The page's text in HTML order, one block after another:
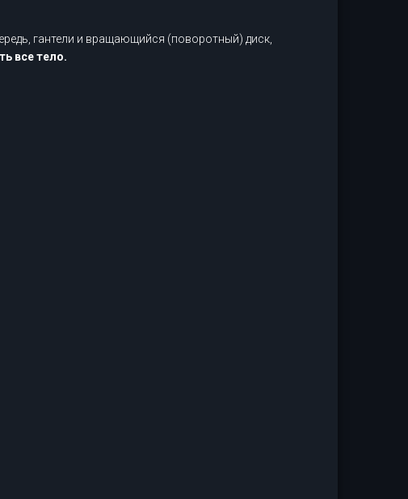
гантели и вращающийся (поворотный) диск,
все тело.